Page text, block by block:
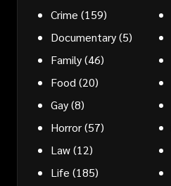
Crime (159)
Documentary(5)
Family(46)
Food (20)
Gay(8)
Horror(57)
Law(12)
Life (185)